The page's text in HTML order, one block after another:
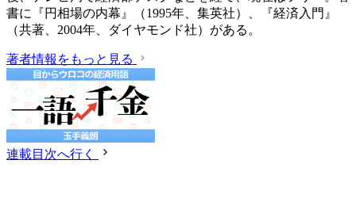
書に『円相場の内幕』（1995年、集英社）、『経済入門』
（共著、2004年、ダイヤモンド社）がある。
著者情報をもっと見る
連載目次へ行く